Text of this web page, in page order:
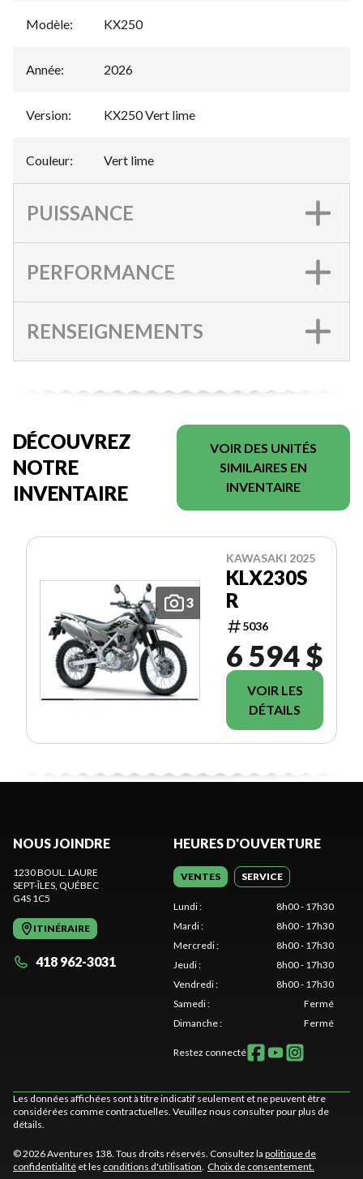
Modèle: KX250
Année: 2026
Version: KX250 Vert lime
Couleur: Vert lime
PUISSANCE
PERFORMANCE
RENSEIGNEMENTS
DÉCOUVREZ
NOTRE
INVENTAIRE
VOIR DES UNITÉS
SIMILAIRES EN
INVENTAIRE
3
KAWASAKI 2025
KLX230S
R
5036
6 594 $
VOIR LES
DÉTAILS
NOUS JOINDRE
1230 BOUL. LAURE
SEPT-ÎLES, QUÉBEC
G4S 1C5
ITINÉRAIRE
418 962-3031
HEURES D'OUVERTURE
VENTES SERVICE
Lundi:
8h00 - 17h30
Mardi:
8h00 - 17h30
Mercredi:
8h00 - 17h30
Jeudi:
8h00 - 17h30
Vendredi:
8h00 - 17h30
Samedi:
Fermé
Dimanche: Fermé
Restez connecté
Les données affichées sont à titre indicatif seulement et ne peuvent être
considérées comme contractuelles. Veuillez nous consulter pour plus de
détails.
© 2026 Aventures 138. Tous droits réservés. Consultez la politique de
confidentialité et les conditions d'utilisation. Choix de consentement.